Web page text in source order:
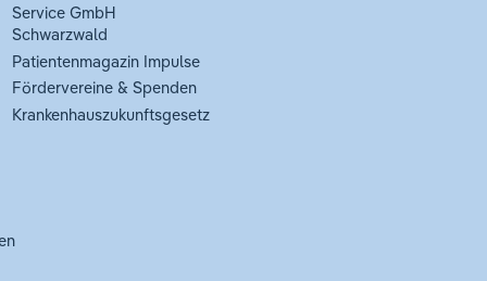
Service GmbH
Schwarzwald
Patientenmagazin Impulse
Fördervereine & Spenden
Krankenhauszukunftsgesetz